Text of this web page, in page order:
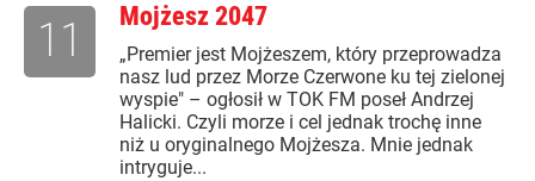
Mojżesz 2047
„Premier jest Mojżeszem, który przeprowadza
nasz lud przez Morze Czerwone ku tej zielonej
wyspie" – ogłosił w TOK FM poseł Andrzej
Halicki. Czyli morze i cel jednak trochę inne
niż u oryginalnego Mojżesza. Mnie jednak
intryguje...
11